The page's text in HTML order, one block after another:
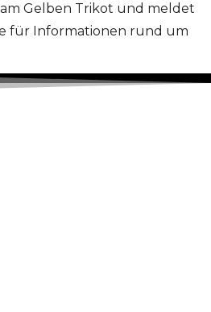
Gelben Trikot und meldet
für Informationen rund um